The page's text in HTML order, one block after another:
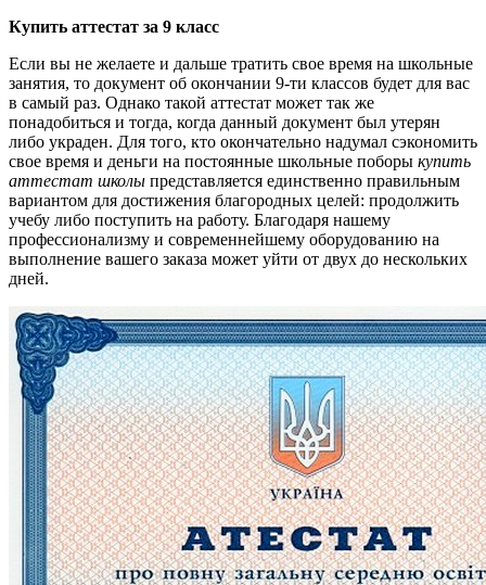
Купить аттестат за 9 класс
Если вы не желаете и дальше тратить свое время на школьные
занятия, то документ об окончании 9-ти классов будет для вас
в самый раз. Однако такой аттестат может так же
понадобиться и тогда, когда данный документ был утерян
либо украден. Для того, кто окончательно надумал сэкономить
свое время и деньги на постоянные школьные поборы купить
аттестат школы представляется единственно правильным
вариантом для достижения благородных целей: продолжить
учебу либо поступить на работу. Благодаря нашему
профессионализму и современнейшему оборудованию на
выполнение вашего заказа может уйти от двух до нескольких
дней.